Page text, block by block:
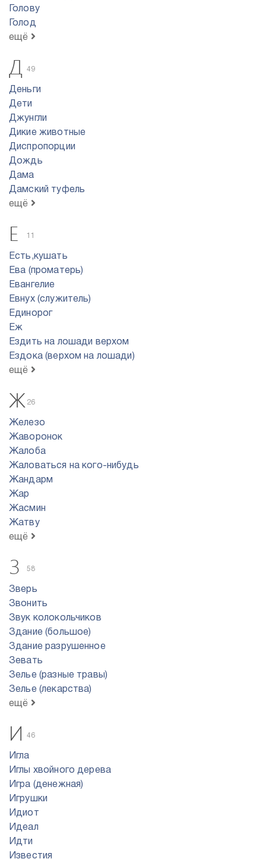
Голову
Голод
ещё
Д 49
Деньги
Дети
Джунгли
Дикие животные
Диспропорции
Дождь
Дама
Дамский туфель
ещё
Е 11
Есть,кушать
Ева (проматерь)
Евангелие
Евнух (служитель)
Единорог
Еж
Ездить на лошади верхом
Ездока (верхом на лошади)
ещё
Ж 26
Железо
Жаворонок
Жалоба
Жаловаться на кого-нибудь
Жандарм
Жар
Жасмин
Жатву
ещё
З 58
Зверь
Звонить
Звук колокольчиков
Здание (большое)
Здание разрушенное
Зевать
Зелье (разные травы)
Зелье (лекарства)
ещё
И 46
Игла
Иглы хвойного дерева
Игра (денежная)
Игрушки
Идиот
Идеал
Идти
Известия